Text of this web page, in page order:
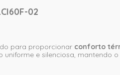
02
para proporcionar conforto
uniforme e silenciosa, mantendo